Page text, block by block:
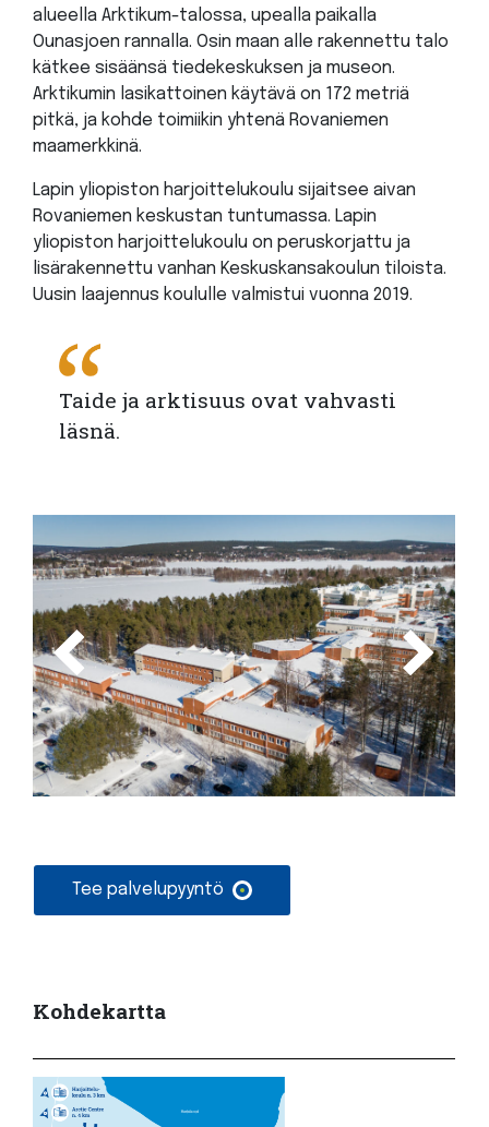
alueella Arktikum-talossa, upealla paikalla
Ounasjoen rannalla. Osin maan alle rakennettu talo
kätkee sisäänsä tiedekeskuksen ja museon.
Arktikumin lasikattoinen käytävä on 172 metriä
pitkä, ja kohde toimiikin yhtenä Rovaniemen
maamerkkinä.
Lapin yliopiston harjoittelukoulu sijaitsee aivan
Rovaniemen keskustan tuntumassa. Lapin
yliopiston harjoittelukoulu on peruskorjattu ja
lisärakennettu vanhan Keskuskansakoulun tiloista.
Uusin laajennus koululle valmistui vuonna 2019.
Taide ja arktisuus ovat vahvasti
läsnä.
Tee palvelupyyntö
Kohdekartta